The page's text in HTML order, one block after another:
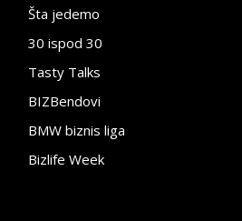
Šta jedemo
30 ispod 30
Tasty Talks
BIZBendovi
BMW biznis liga
Bizlife Week